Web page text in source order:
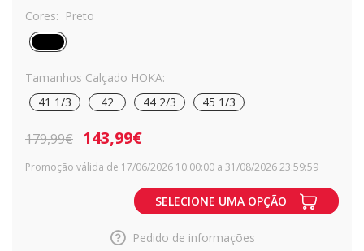
Cores: Preto
Tamanhos Calçado HOKA:
41 1/3
42 44 2/3 45 1/3
179,99€ 143,99€
Promoção válida de 17/06/2026 10:00:00 a 31/08/2026 23:59:59
SELECIONE UMA OPÇÃO
Pedido de informações